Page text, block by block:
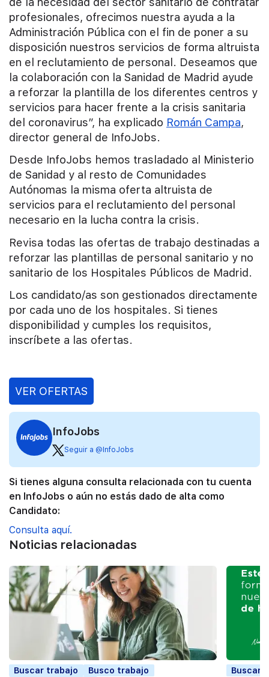
profesionales, ofrecimos nuestra ayuda a la
Administración Pública con el fin de poner a su
disposición nuestros servicios de forma altruista
en el reclutamiento de personal. Deseamos que
la colaboración con la Sanidad de Madrid ayude
a reforzar la plantilla de los diferentes centros y
servicios para hacer frente a la crisis sanitaria
del coronavirus”, ha explicado Román Campa,
director general de InfoJobs.
Desde InfoJobs hemos trasladado al Ministerio
de Sanidad y al resto de Comunidades
Autónomas la misma oferta altruista de
servicios para el reclutamiento del personal
necesario en la lucha contra la crisis.
Revisa todas las ofertas de trabajo destinadas a
reforzar las plantillas de personal sanitario y no
sanitario de los Hospitales Públicos de Madrid.
Los candidato/as son gestionados directamente
por cada uno de los hospitales. Si tienes
disponibilidad y cumples los requisitos,
inscríbete a las ofertas.
VER OFERTAS
InfoJobs
Seguir a @InfoJobs
Si tienes alguna consulta relacionada con tu cuenta
en InfoJobs o aún no estás dado de alta como
Candidato:
Consulta aquí.
Noticias relacionadas
Buscar trabajo
Busco trabajo
Buscar